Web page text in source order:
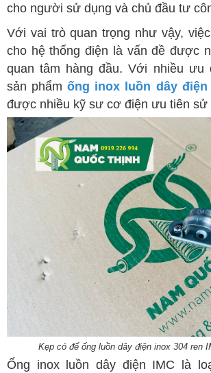
cho người sử dụng và chủ đầu tư
Với vai trò quan trọng như vậy,
cho hệ thống điện là vấn đề được
quan tâm hàng đầu. Với nhiều ưu
sản phẩmống inox luồn dây điện
được nhiều kỹ sư cơ điện ưu tiên sử
Kẹp có đế ống luồn dây điện inox 304 ren
Ống inox luồn dây điện IMC là